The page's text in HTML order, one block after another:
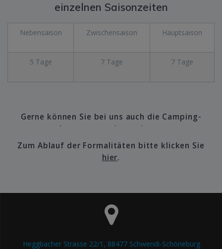
einzelnen Saisonzeiten
Nebensaison Zwischensaison Hauptsaison
5 Tage 7 Tage 7 Tage
Gerne können Sie bei uns auch die Camping-
Ausstattung dazu mieten.
Die angegebenen Preise gelten jeweils für die gesamte
Mietdauer.
Campinggeschirr und Besteck
Zum Ablauf der Formalitäten bitte klicken Sie
hier.
Heggbacher Strasse 22/1, 88477 Schwendi-Schönebürg